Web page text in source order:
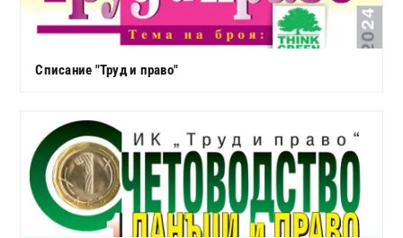
Списание "Труд и право"